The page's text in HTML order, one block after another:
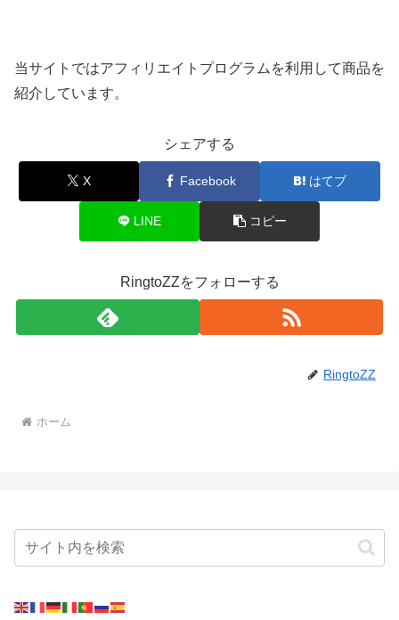
当サイトではアフィリエイトプログラムを利用して商品を
紹介しています。
シェアする
X Facebook はてブ
LINE コピー
RingtoZZをフォローする
RingtoZZ
ホーム